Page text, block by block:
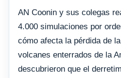
AN Coonin y sus colegas
4.000 simulaciones por
cómo afecta la pérdida de
volcanes enterrados de la
descubrieron que el